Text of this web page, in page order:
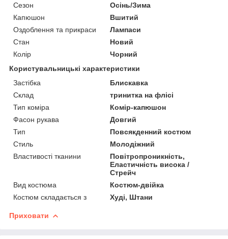
Сезон
Осінь/Зима
Капюшон
Вшитий
Оздоблення та прикраси
Лампаси
Стан
Новий
Колір
Чорний
Користувальницькі характеристики
Застібка
Блискавка
Склад
тринитка на флісі
Тип коміра
Комір-капюшон
Фасон рукава
Довгий
Тип
Повсякденний костюм
Стиль
Молодіжний
Властивості тканини
Повітропроникність,
Еластичність висока /
Стрейч
Вид костюма
Костюм-двійка
Костюм складається з
Худі, Штани
Приховати